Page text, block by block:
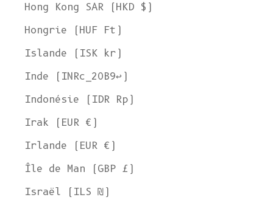
Hong Kong SAR (HKD $)
Hongrie (HUF Ft)
Islande (ISK kr)
Inde (INRc_20B9↩)
Indonésie (IDR Rp)
Irak (EUR €)
Irlande (EUR €)
Île de Man (GBP £)
Israël (ILS ₪)